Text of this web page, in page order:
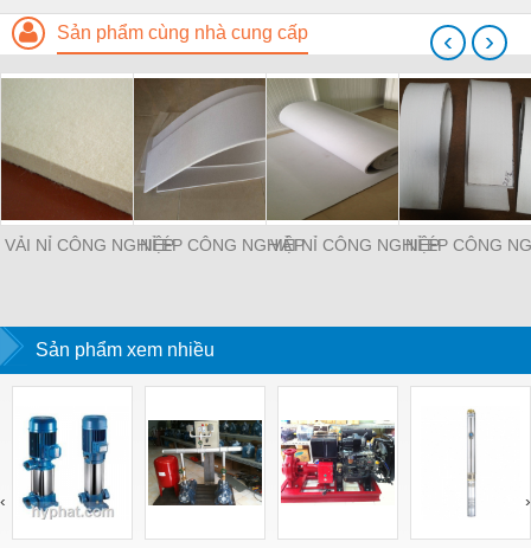
Sản phẩm cùng nhà cung cấp
VẢI NỈ CÔNG NGHIỆPNỈ ÉP CÔNG NGHIỆPVẢI NỈ CÔNG NGHIỆPNỈ ÉP CÔNG
‹ ›
Sản phẩm xem nhiều
‹ ›